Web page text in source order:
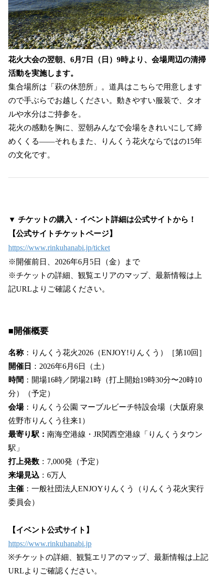
花火大会の翌朝、6月7日（日）9時より、会場周辺の清掃
活動を実施します。
集合場所は「萩の休憩所」。道具はこちらで用意します
ので手ぶらでお越しください。動きやすい服装で、タオ
ルや水分はご持参を。
花火の感動を胸に、翌朝みんなで会場をきれいにして締
めくくる——それもまた、りんくう花火ならではの15年
の文化です。
▼ チケットの購入・イベント詳細は公式サイトから！
【公式サイトチケットページ】
https://www.rinkuhanabi.jp/ticket
※開催前日、2026年6月5日（金）まで
※チケットの詳細、観覧エリアのマップ、最新情報は上
記URLよりご確認ください。
■開催概要
名称：りんくう花火2026（ENJOY!りんくう）［第10回］
開催日
：2026年6月6日（土）
時間 ：開場16時／閉場21時（打上開始19時30分〜20時10
分）（予定）
会場：りんくう公園 マーブルビーチ特設会場（大阪府泉
佐野市りんくう往来1）
最寄り駅： 南海空港線・JR関西空港線「りんくうタウン
駅」
打上発数 ：7,000発（予定）
来場見込 ：6万人
主催 ：一般社団法人ENJOYりんくう（りんくう花火実行
委員会）
【イベント公式サイト】
https://www.rinkuhanabi.jp
※チケットの詳細、観覧エリアのマップ、最新情報は上記
URLよりご確認ください。